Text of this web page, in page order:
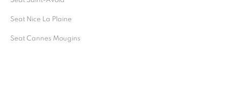
Seat Nice La Plaine
Seat Cannes Mougins